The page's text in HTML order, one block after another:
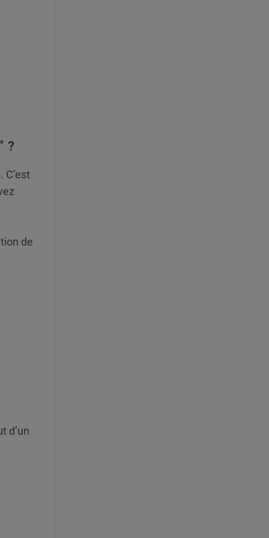
?
de
d’un